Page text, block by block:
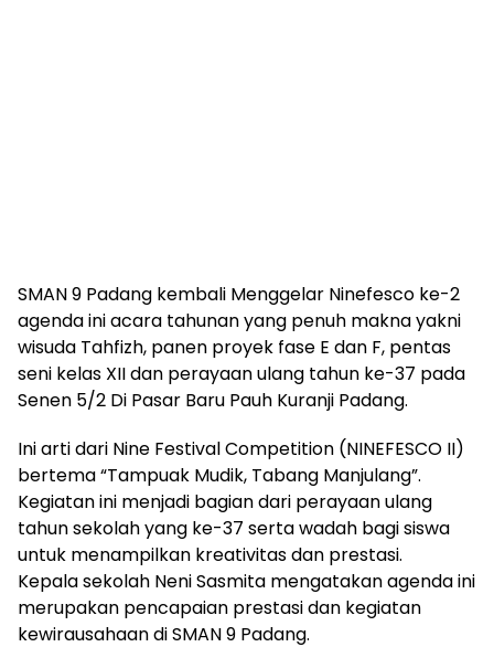
SMAN 9 Padang kembali Menggelar Ninefesco ke-2
agenda ini acara tahunan yang penuh makna yakni
wisuda Tahfizh, panen proyek fase E dan F, pentas
seni kelas XII dan perayaan ulang tahun ke-37 pada
Senen 5/2 Di Pasar Baru Pauh Kuranji Padang.
Ini arti dari Nine Festival Competition (NINEFESCO II)
bertema “Tampuak Mudik, Tabang Manjulang”.
Kegiatan ini menjadi bagian dari perayaan ulang
tahun sekolah yang ke-37 serta wadah bagi siswa
untuk menampilkan kreativitas dan prestasi.
Kepala sekolah Neni Sasmita mengatakan agenda ini
merupakan pencapaian prestasi dan kegiatan
kewirausahaan di SMAN 9 Padang.